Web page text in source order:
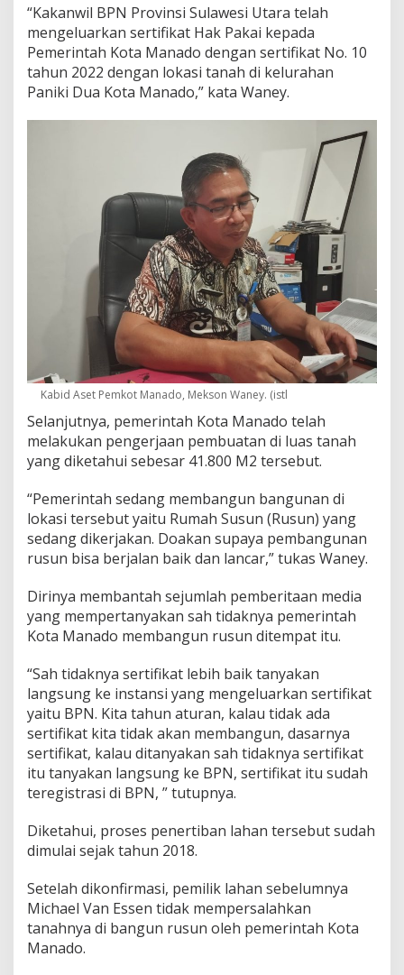
P
a
n
i
k
i
u
“Kakanwil BPN Provinsi Sulawesi Utara telah
mengeluarkan sertifikat Hak Pakai kepada
Pemerintah Kota Manado dengan sertifikat No. 10
tahun 2022 dengan lokasi tanah di kelurahan
Paniki Dua Kota Manado,” kata Waney.
Kabid Aset Pemkot Manado, Mekson Waney. (istl
Selanjutnya, pemerintah Kota Manado telah
melakukan pengerjaan pembuatan di luas tanah
yang diketahui sebesar 41.800 M2 tersebut.
“Pemerintah sedang membangun bangunan di
lokasi tersebut yaitu Rumah Susun (Rusun) yang
sedang dikerjakan. Doakan supaya pembangunan
rusun bisa berjalan baik dan lancar,” tukas Waney.
Dirinya membantah sejumlah pemberitaan media
yang mempertanyakan sah tidaknya pemerintah
Kota Manado membangun rusun ditempat itu.
“Sah tidaknya sertifikat lebih baik tanyakan
langsung ke instansi yang mengeluarkan sertifikat
yaitu BPN. Kita tahun aturan, kalau tidak ada
sertifikat kita tidak akan membangun, dasarnya
sertifikat, kalau ditanyakan sah tidaknya sertifikat
itu tanyakan langsung ke BPN, sertifikat itu sudah
teregistrasi di BPN, ” tutupnya.
Diketahui, proses penertiban lahan tersebut sudah
dimulai sejak tahun 2018.
Setelah dikonfirmasi, pemilik lahan sebelumnya
Michael Van Essen tidak mempersalahkan
tanahnya di bangun rusun oleh pemerintah Kota
Manado.